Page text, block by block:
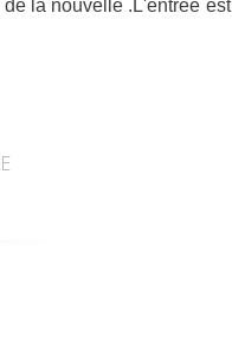
la nouvelle .L'entrée est